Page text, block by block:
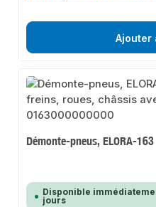
Ajouter
Démonte-pneus, ELORA-163
Disponible
jours